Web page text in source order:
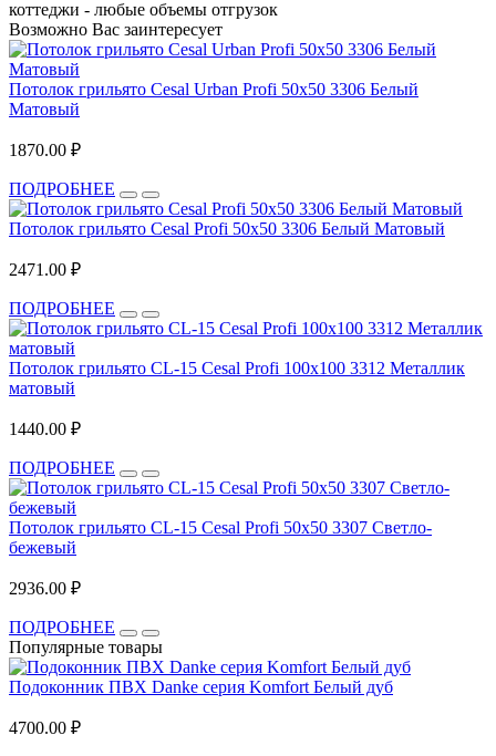
коттеджи - любые объемы отгрузок
Возможно Вас заинтересует
Потолок грильято Cesal Urban Profi 50х50 3306 Белый
Матовый
1870.00 ₽
ПОДРОБНЕЕ
Потолок грильято Cesal Profi 50x50 3306 Белый Матовый
2471.00 ₽
ПОДРОБНЕЕ
Потолок грильято CL-15 Cesal Profi 100х100 3312 Металлик
матовый
1440.00 ₽
ПОДРОБНЕЕ
Потолок грильято CL-15 Cesal Profi 50x50 3307 Светло-
бежевый
2936.00 ₽
ПОДРОБНЕЕ
Популярные товары
Подоконник ПВХ Danke серия Komfort Белый дуб
4700.00 ₽